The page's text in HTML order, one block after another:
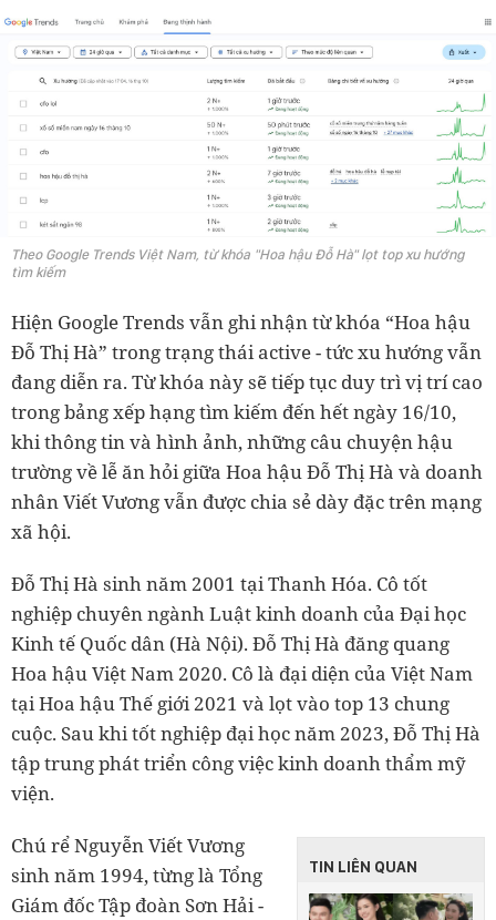
Theo Google Trends Việt Nam, từ khóa "Hoa hậu Đỗ Hà" lọt top xu hướng
tìm kiếm
Hiện Google Trends vẫn ghi nhận từ khóa “Hoa hậu
Đỗ Thị Hà” trong trạng thái active - tức xu hướng vẫn
đang diễn ra. Từ khóa này sẽ tiếp tục duy trì vị trí cao
trong bảng xếp hạng tìm kiếm đến hết ngày 16/10,
khi thông tin và hình ảnh, những câu chuyện hậu
trường về lễ ăn hỏi giữa Hoa hậu Đỗ Thị Hà và doanh
nhân Viết Vương vẫn được chia sẻ dày đặc trên mạng
xã hội.
Đỗ Thị Hà sinh năm 2001 tại Thanh Hóa. Cô tốt
nghiệp chuyên ngành Luật kinh doanh của Đại học
Kinh tế Quốc dân (Hà Nội). Đỗ Thị Hà đăng quang
Hoa hậu Việt Nam 2020. Cô là đại diện của Việt Nam
tại Hoa hậu Thế giới 2021 và lọt vào top 13 chung
cuộc. Sau khi tốt nghiệp đại học năm 2023, Đỗ Thị Hà
tập trung phát triển công việc kinh doanh thẩm mỹ
viện.
TIN LIÊN QUAN
Chú rể Nguyễn Viết Vương
sinh năm 1994, từng là Tổng
Giám đốc Tập đoàn Sơn Hải -